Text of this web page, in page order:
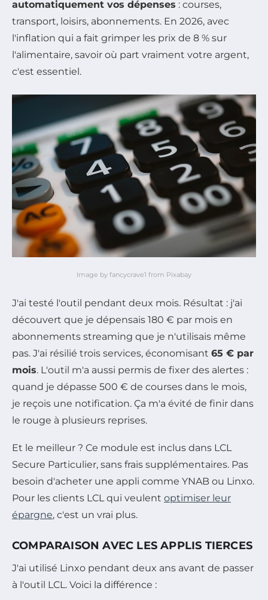
automatiquement vos dépenses : courses,
transport, loisirs, abonnements. En 2026, avec
l'inflation qui a fait grimper les prix de 8 % sur
l'alimentaire, savoir où part vraiment votre argent,
c'est essentiel.
Image by fancycrave1 from Pixabay
J'ai testé l'outil pendant deux mois. Résultat : j'ai
découvert que je dépensais 180 € par mois en
abonnements streaming que je n'utilisais même
pas. J'ai résilié trois services, économisant 65 € par
mois. L'outil m'a aussi permis de fixer des alertes :
quand je dépasse 500 € de courses dans le mois,
je reçois une notification. Ça m'a évité de finir dans
le rouge à plusieurs reprises.
Et le meilleur ? Ce module est inclus dans LCL
Secure Particulier, sans frais supplémentaires. Pas
besoin d'acheter une appli comme YNAB ou Linxo.
Pour les clients LCL qui veulent optimiser leur
épargne, c'est un vrai plus.
COMPARAISON AVEC LES APPLIS TIERCES
J'ai utilisé Linxo pendant deux ans avant de passer
à l'outil LCL. Voici la différence :